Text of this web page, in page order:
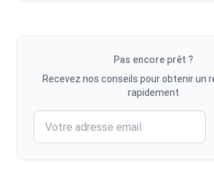
Pas encore prêt ?
Recevez nos conseils pour obtenir un
rapidement